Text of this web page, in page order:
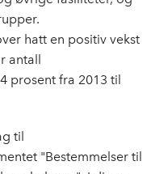
hatt en positiv vekst
antall
prosent fra 2013 til
til
"Bestemmelser til